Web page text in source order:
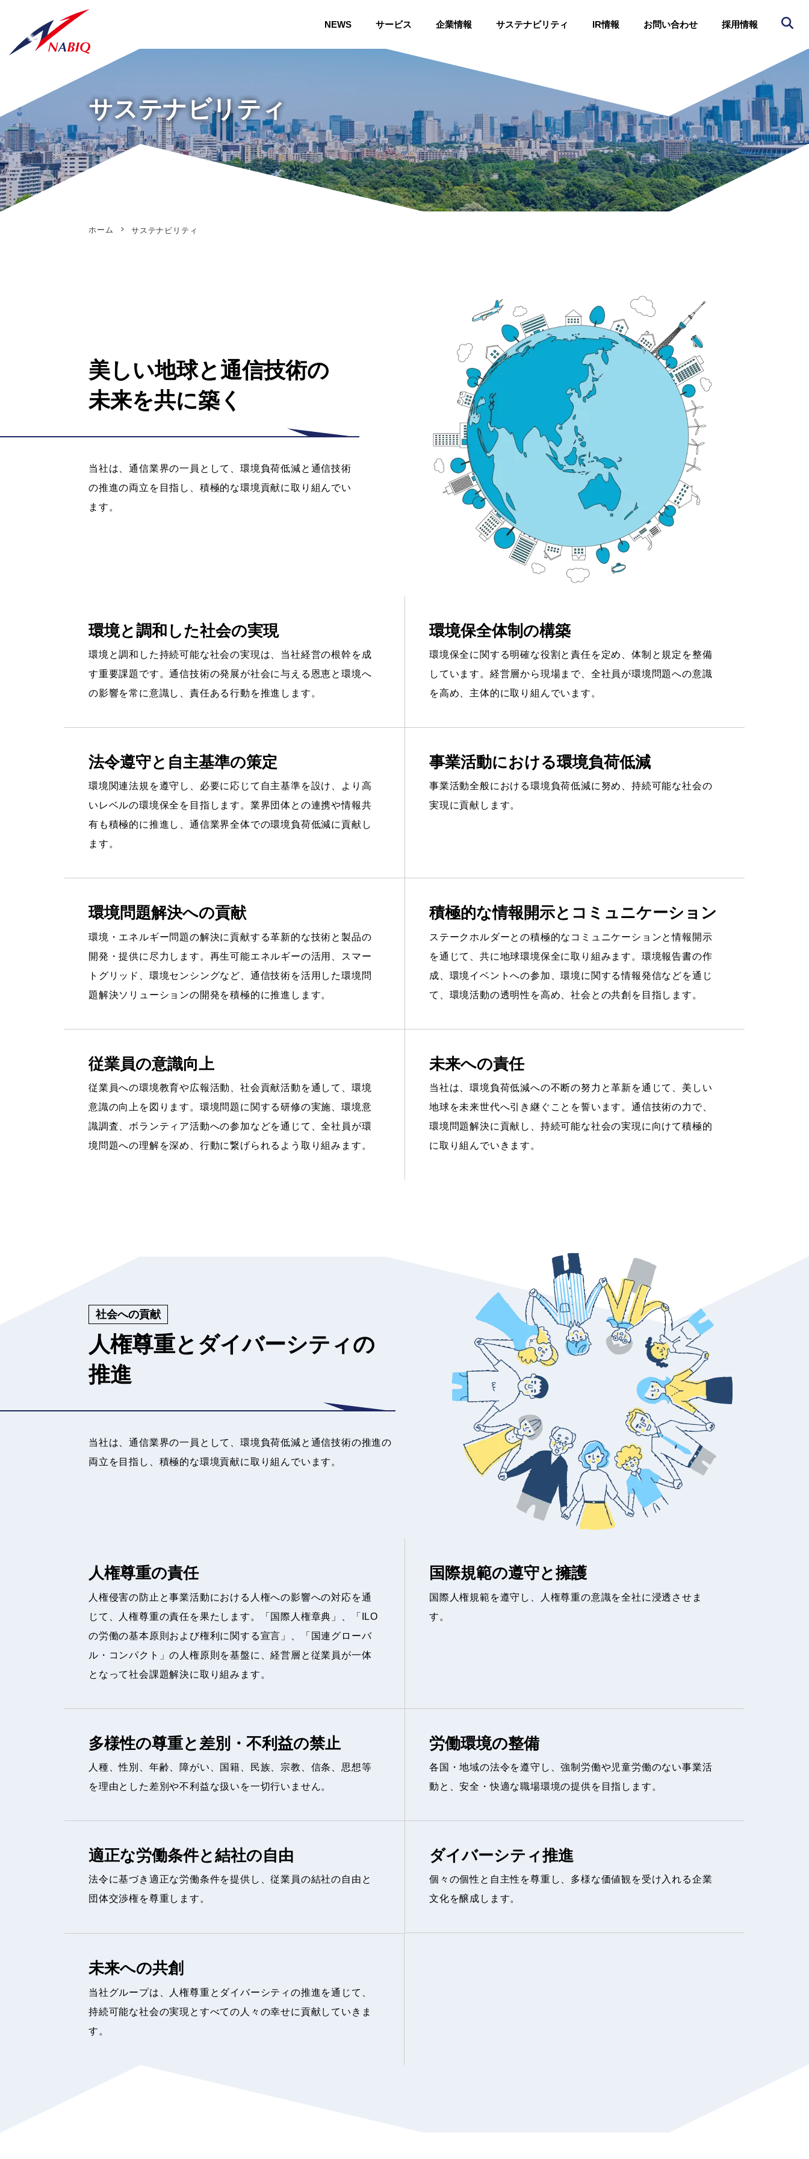
NEWS サービス 企業情報 サステナビリティ IR情報 お問い合わせ 採用情報
サステナビリティ
ホーム サステナビリティ
美しい地球と通信技術の
未来を共に築く
当社は、通信業界の一員として、環境負荷低減と通信技術
の推進の両立を目指し、積極的な環境貢献に取り組んでい
ます。
環境と調和した社会の実現
環境と調和した持続可能な社会の実現は、当社経営の根幹を成
す重要課題です。通信技術の発展が社会に与える恩恵と環境へ
の影響を常に意識し、責任ある行動を推進します。
環境保全体制の構築
環境保全に関する明確な役割と責任を定め、体制と規定を整備
しています。経営層から現場まで、全社員が環境問題への意識
を高め、主体的に取り組んでいます。
法令遵守と自主基準の策定
環境関連法規を遵守し、必要に応じて自主基準を設け、より高
いレベルの環境保全を目指します。業界団体との連携や情報共
有も積極的に推進し、通信業界全体での環境負荷低減に貢献し
ます。
事業活動における環境負荷低減
事業活動全般における環境負荷低減に努め、持続可能な社会の
実現に貢献します。
環境問題解決への貢献
環境・エネルギー問題の解決に貢献する革新的な技術と製品の
開発・提供に尽力します。再生可能エネルギーの活用、スマー
トグリッド、環境センシングなど、通信技術を活用した環境問
題解決ソリューションの開発を積極的に推進します。
積極的な情報開示とコミュニケーション
ステークホルダーとの積極的なコミュニケーションと情報開示
を通じて、共に地球環境保全に取り組みます。環境報告書の作
成、環境イベントへの参加、環境に関する情報発信などを通じ
て、環境活動の透明性を高め、社会との共創を目指します。
従業員の意識向上
従業員への環境教育や広報活動、社会貢献活動を通して、環境
意識の向上を図ります。環境問題に関する研修の実施、環境意
識調査、ボランティア活動への参加などを通じて、全社員が環
境問題への理解を深め、行動に繋げられるよう取り組みます。
未来への責任
当社は、環境負荷低減への不断の努力と革新を通じて、美しい
地球を未来世代へ引き継ぐことを誓います。通信技術の力で、
環境問題解決に貢献し、持続可能な社会の実現に向けて積極的
に取り組んでいきます。
社会への貢献
人権尊重とダイバーシティの
推進
当社は、通信業界の一員として、環境負荷低減と通信技術の推進の
両立を目指し、積極的な環境貢献に取り組んでいます。
人権尊重の責任
人権侵害の防止と事業活動における人権への影響への対応を通
じて、人権尊重の責任を果たします。「国際人権章典」、「ILO
の労働の基本原則および権利に関する宣言」、「国連グローバ
ル・コンパクト」の人権原則を基盤に、経営層と従業員が一体
となって社会課題解決に取り組みます。
国際規範の遵守と擁護
国際人権規範を遵守し、人権尊重の意識を全社に浸透させま
す。
多様性の尊重と差別・不利益の禁止
人種、性別、年齢、障がい、国籍、民族、宗教、信条、思想等
を理由とした差別や不利益な扱いを一切行いません。
労働環境の整備
各国・地域の法令を遵守し、強制労働や児童労働のない事業活
動と、安全・快適な職場環境の提供を目指します。
適正な労働条件と結社の自由
法令に基づき適正な労働条件を提供し、従業員の結社の自由と
団体交渉権を尊重します。
ダイバーシティ推進
個々の個性と自主性を尊重し、多様な価値観を受け入れる企業
文化を醸成します。
未来への共創
当社グループは、人権尊重とダイバーシティの推進を通じて、
持続可能な社会の実現とすべての人々の幸せに貢献していきま
す。